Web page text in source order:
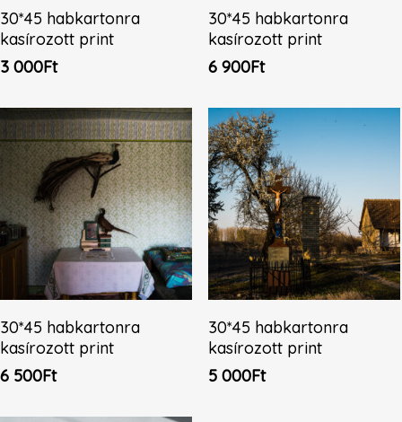
Kosárba Teszem
30*45 habkartonra
kasírozott print
3 000Ft
Kosárba Teszem
30*45 habkartonra
kasírozott print
6 900Ft
Kosárba Teszem
30*45 habkartonra
kasírozott print
6 500Ft
Tovább Olvasom
30*45 habkartonra
kasírozott print
5 000Ft